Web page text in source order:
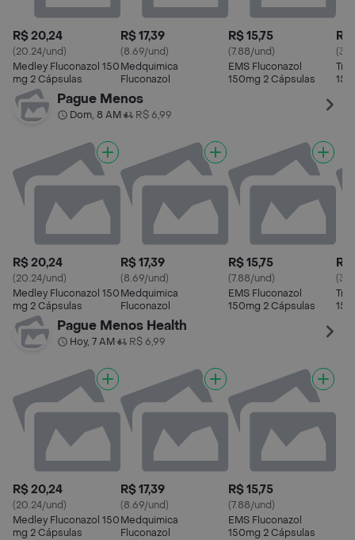
R$ 20,24
(20.24/und)
Medley Fluconazol 150
mg 2 Cápsulas
R$ 17,39
(8.69/und)
Medquimica
Fluconazol
R$ 15,75
(7.88/und)
EMS Fluconazol
150mg 2 Cápsulas
R$
Pague Menos
Dom, 8 AM• R$ 6,99
R$ 20,24
(20.24/und)
Medley Fluconazol 150
mg 2 Cápsulas
R$ 17,39
(8.69/und)
Medquimica
Fluconazol
R$ 15,75
(7.88/und)
EMS Fluconazol
150mg 2 Cápsulas
R$
Pague Menos Health
Hoy, 7 AM• R$ 6,99
R$ 20,24
(20.24/und)
Medley Fluconazol 150
mg 2 Cápsulas
R$ 17,39
(8.69/und)
Medquimica
Fluconazol
R$ 15,75
(7.88/und)
EMS Fluconazol
150mg 2 Cápsulas